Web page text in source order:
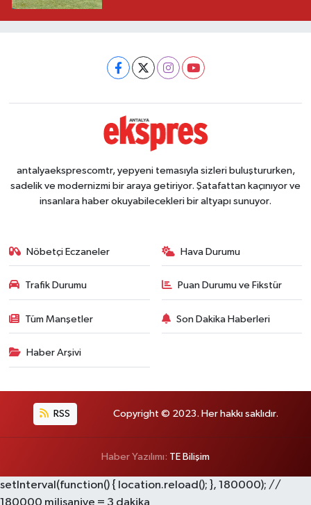
antalyaeksprescomtr, yepyeni temasıyla sizleri buluştururken,
sadelik ve modernizmi bir araya getiriyor. Şatafattan kaçınıyor ve
insanlara haber okuyabilecekleri bir altyapı sunuyor.
Nöbetçi Eczaneler Hava Durumu
Trafik Durumu Puan Durumu ve Fikstür
Tüm Manşetler Son Dakika Haberleri
Haber Arşivi
RSS Copyright © 2023. Her hakkı saklıdır.
Haber Yazılımı: TE Bilişim
setInterval(function() { location.reload(); }, 180000); //
180000 milisaniye = 3 dakika